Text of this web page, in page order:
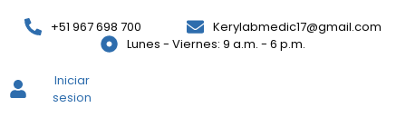
+51 967 698 700
Kerylabmedic17@gmail.com
Lunes - Viernes: 9 a.m. - 6 p.m.
Iniciar
sesion